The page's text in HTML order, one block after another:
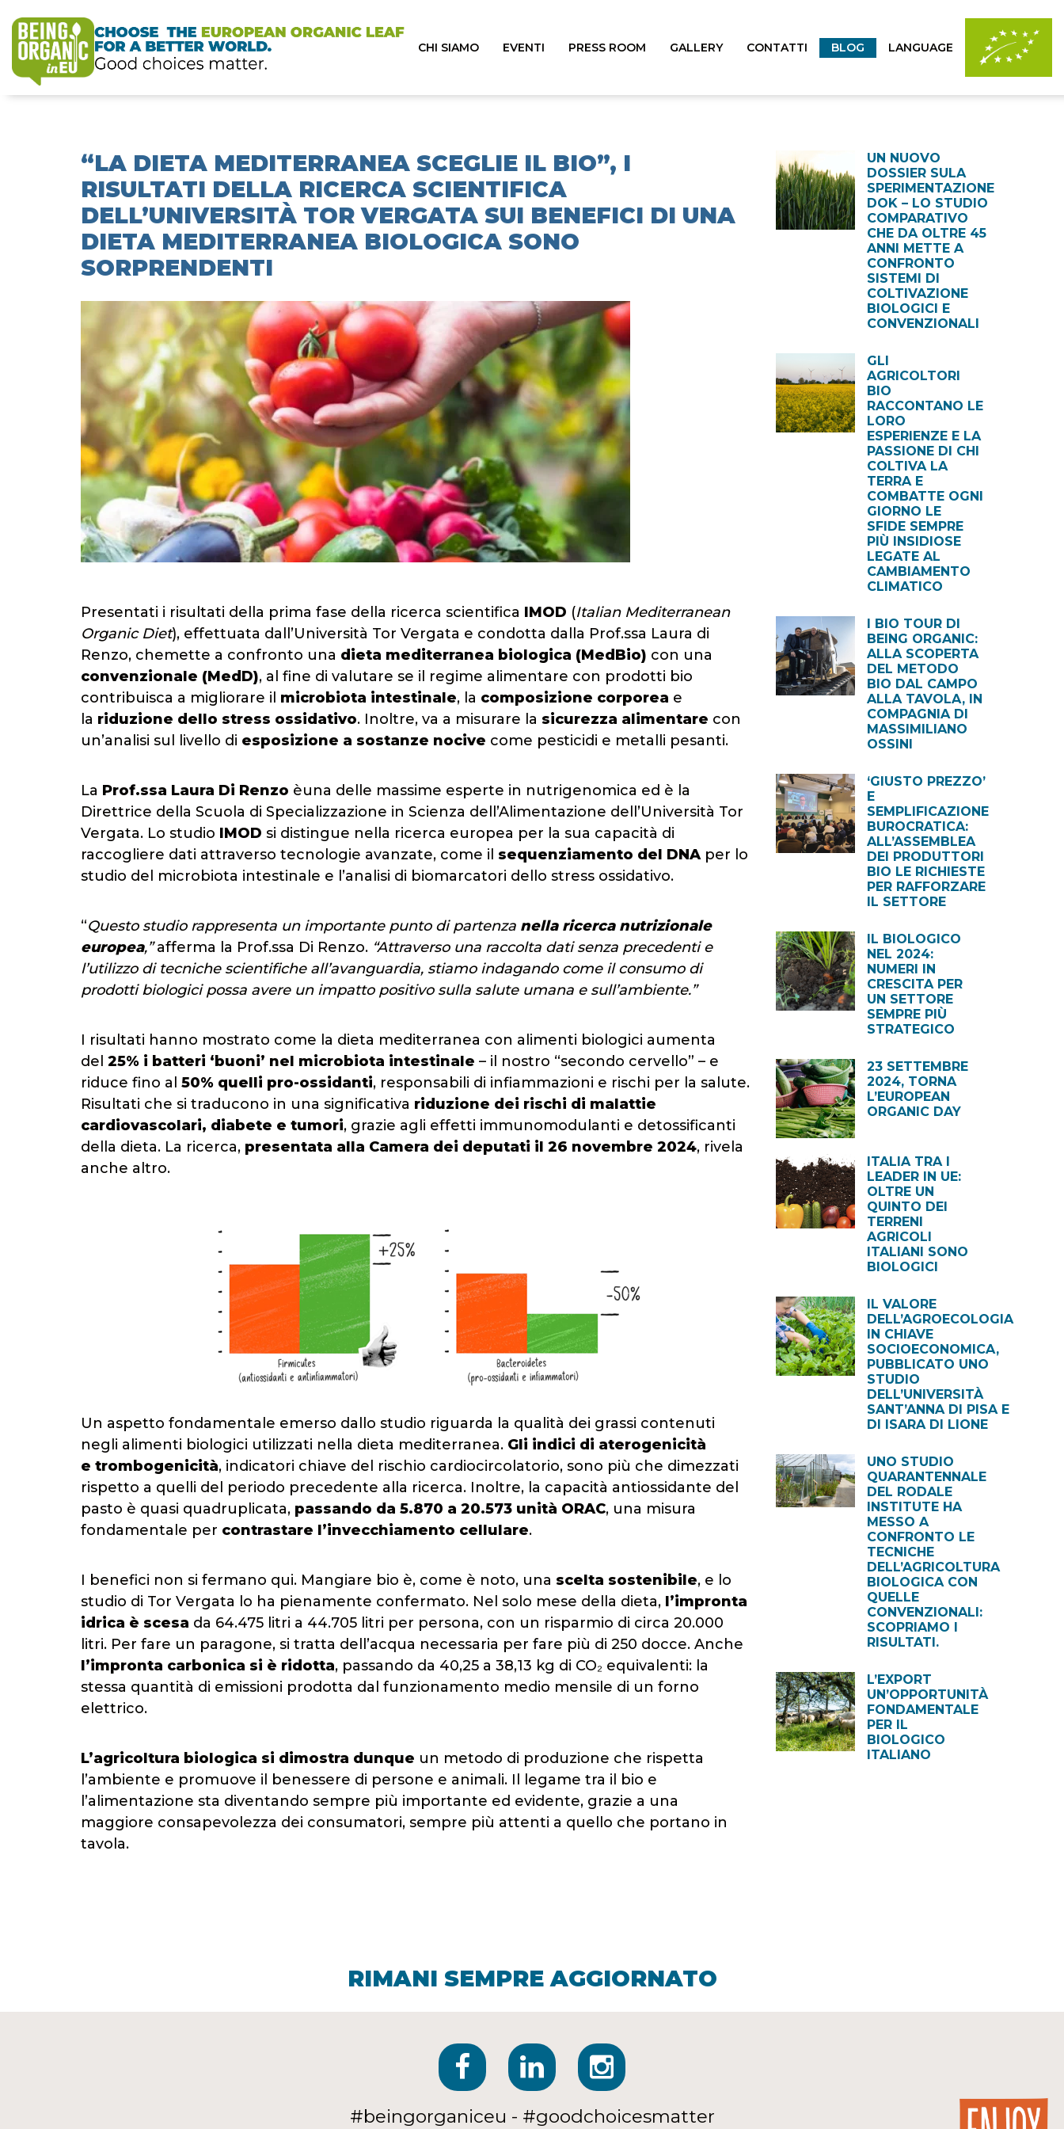
CHI SIAMO EVENTI PRESS ROOM GALLERY CONTATTI BLOG LANGUAGE
“LA DIETA MEDITERRANEA SCEGLIE IL BIO”, I
RISULTATI DELLA RICERCA SCIENTIFICA
DELL’UNIVERSITÀ TOR VERGATA SUI BENEFICI DI UNA
DIETA MEDITERRANEA BIOLOGICA SONO
SORPRENDENTI
Presentati i risultati della prima fase della ricerca scientifica IMOD (Italian Mediterranean
Organic Diet), effettuata dall’Università Tor Vergata e condotta dalla Prof.ssa Laura di
Renzo, chemette a confronto una dieta mediterranea biologica (MedBio) con una
convenzionale (MedD), al fine di valutare se il regime alimentare con prodotti bio
contribuisca a migliorare il microbiota intestinale, la composizione corporea e
la riduzione dello stress ossidativo. Inoltre, va a misurare la sicurezza alimentare con
un’analisi sul livello di esposizione a sostanze nocive come pesticidi e metalli pesanti.
La Prof.ssa Laura Di Renzo èuna delle massime esperte in nutrigenomica ed è la
Direttrice della Scuola di Specializzazione in Scienza dell’Alimentazione dell’Università Tor
Vergata. Lo studio IMOD si distingue nella ricerca europea per la sua capacità di
raccogliere dati attraverso tecnologie avanzate, come il sequenziamento del DNAper lo
studio del microbiota intestinale e l’analisi di biomarcatori dello stress ossidativo.
“Questo studio rappresenta un importante punto di partenza nella ricerca nutrizionale
europea,”afferma la Prof.ssa Di Renzo. “Attraverso una raccolta dati senza precedenti e
l’utilizzo di tecniche scientifiche all’avanguardia, stiamo indagando come il consumo di
prodotti biologici possa avere un impatto positivo sulla salute umana e sull’ambiente.”
I risultati hanno mostrato come la dieta mediterranea con alimenti biologici aumenta
del 25% i batteri ‘buoni’ nel microbiota intestinale – il nostro “secondo cervello” – e
riduce fino al 50% quelli pro-ossidanti, responsabili di infiammazioni e rischi per la salute.
Risultati che si traducono in una significativa riduzione dei rischi di malattie
cardiovascolari, diabete e tumori, grazie agli effetti immunomodulanti e detossificanti
della dieta. La ricerca, presentata alla Camera dei deputati il 26 novembre 2024, rivela
anche altro.
Un aspetto fondamentale emerso dallo studio riguarda la qualità dei grassi contenuti
negli alimenti biologici utilizzati nella dieta mediterranea. Gli indici di aterogenicità
e trombogenicità, indicatori chiave del rischio cardiocircolatorio, sono più che dimezzati
rispetto a quelli del periodo precedente alla ricerca. Inoltre, la capacità antiossidante del
pasto è quasi quadruplicata, passando da 5.870 a 20.573 unità ORAC, una misura
fondamentale per contrastare l’invecchiamento cellulare.
I benefici non si fermano qui. Mangiare bio è, come è noto, una scelta sostenibile, e lo
studio di Tor Vergata lo ha pienamente confermato. Nel solo mese della dieta, l’impronta
idrica è scesa da 64.475 litri a 44.705 litri per persona, con un risparmio di circa 20.000
litri. Per fare un paragone, si tratta dell’acqua necessaria per fare più di 250 docce. Anche
l’impronta carbonica si è ridotta, passando da 40,25 a 38,13 kg di CO₂ equivalenti: la
stessa quantità di emissioni prodotta dal funzionamento medio mensile di un forno
elettrico.
L’agricoltura biologica si dimostra dunque un metodo di produzione che rispetta
l’ambiente e promuove il benessere di persone e animali. Il legame tra il bio e
l’alimentazione sta diventando sempre più importante ed evidente, grazie a una
maggiore consapevolezza dei consumatori, sempre più attenti a quello che portano in
tavola.
UN NUOVO
DOSSIER SULA
SPERIMENTAZIONE
DOK – LO STUDIO
COMPARATIVO
CHE DA OLTRE 45
ANNI METTE A
CONFRONTO
SISTEMI DI
COLTIVAZIONE
BIOLOGICI E
CONVENZIONALI
GLI
AGRICOLTORI
BIO
RACCONTANO LE
LORO
ESPERIENZE E LA
PASSIONE DI CHI
COLTIVA LA
TERRA E
COMBATTE OGNI
GIORNO LE
SFIDE SEMPRE
PIÙ INSIDIOSE
LEGATE AL
CAMBIAMENTO
CLIMATICO
I BIO TOUR DI
BEING ORGANIC:
ALLA SCOPERTA
DEL METODO
BIO DAL CAMPO
ALLA TAVOLA, IN
COMPAGNIA DI
MASSIMILIANO
OSSINI
‘GIUSTO PREZZO’
E
SEMPLIFICAZIONE
BUROCRATICA:
ALL’ASSEMBLEA
DEI PRODUTTORI
BIO LE RICHIESTE
PER RAFFORZARE
IL SETTORE
IL BIOLOGICO
NEL 2024:
NUMERI IN
CRESCITA PER
UN SETTORE
SEMPRE PIÙ
STRATEGICO
23 SETTEMBRE
2024, TORNA
L’EUROPEAN
ORGANIC DAY
ITALIA TRA I
LEADER IN UE:
OLTRE UN
QUINTO DEI
TERRENI
AGRICOLI
ITALIANI SONO
BIOLOGICI
IL VALORE
DELL’AGROECOLOGIA
IN CHIAVE
SOCIOECONOMICA,
PUBBLICATO UNO
STUDIO
DELL’UNIVERSITÀ
SANT’ANNA DI PISA E
DI ISARA DI LIONE
UNO STUDIO
QUARANTENNALE
DEL RODALE
INSTITUTE HA
MESSO A
CONFRONTO LE
TECNICHE
DELL’AGRICOLTURA
BIOLOGICA CON
QUELLE
CONVENZIONALI:
SCOPRIAMO I
RISULTATI.
L’EXPORT
UN’OPPORTUNITÀ
FONDAMENTALE
PER IL
BIOLOGICO
ITALIANO
RIMANI SEMPRE AGGIORNATO
#beingorganiceu - #goodchoicesmatter